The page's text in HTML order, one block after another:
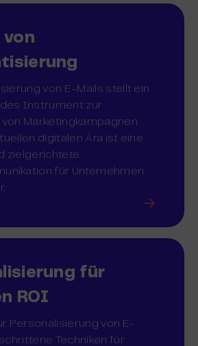
von
von E-Mails stellt ein
Instrument zur
Marketingkampagnen
digitalen Ära ist eine
zielgerichtete
für Unternehmen
für
ROI
Personalisierung von E-
Techniken für